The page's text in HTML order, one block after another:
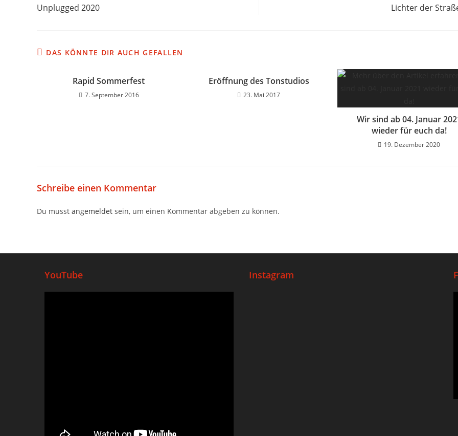
Unplugged 2020 Lichter der
DAS KÖNNTE DIR AUCH GEFALLEN
Rapid Sommerfest
7. September 2016
Eröffnung des Tonstudios
23. Mai 2017
Wir sind ab 04. Januar
wieder für euch da!
19. Dezember 2020
Schreibe einen Kommentar
Du musst angemeldet sein, um einen Kommentar abgeben zu können.
YouTube Instagram